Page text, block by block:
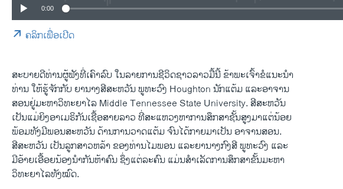
0:00
ຄລິກເພື່ອເປີດ
ສະບາຍດີທ່ານຜູ້ຟັງທີ່ເຄົາລົບ ໃນລາຍການຊີວິດຊາວລາວມື້ນີ້ ຂ້າພະເຈົ້າຂໍແນະນຳ
ທ່ານ ໃຫ້ຮູ້ຈັກກັບ ຍານາງສີສະຫວັນ ພູທະວົງ Houghton ນັກແຕ້ມ ແລະອາຈານ
ສອນຢູ່ມະຫາວິທະຍາໄລ Middle Tennessee State University. ສີສະຫວັນ
ເປັນແມ່ຍິງອາເມຣິກັນເຊື້ອສາຍລາວ ທີ່ສະແຫວງຫາການສຶກສາຊັ້ນສູງມາແຕ່ນ້ອຍ
ພ້ອມທັງມີພອນສະຫວັນ ດ້ານການວາດແຕ້ມ ຈົນໄດ້ກາຍມາເປັນ ອາຈານສອນ.
ສີສະຫວັນ ເປັນລູກສາວຫລ້າ ຂອງທ່ານໄມພອນ ແລະຍານາງກົງສີ ພູທະວົງ ແລະ
ມີອ້າຍເອື້ອຍນ້ອງນຳກັນຫ້າຄົນ ຊຶ່ງແຕ່ລະຄົນ ແມ່ນສຳເລັດການສຶກສາຂັ້ນມະຫາ
ວິທະຍາໄລທັງໝົດ.